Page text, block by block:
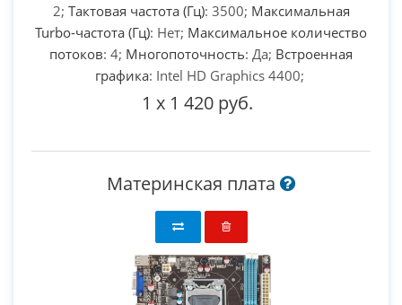
2; Тактовая частота (Гц): 3500; Максимальная
Turbo-частота (Гц): Нет; Максимальное количество
потоков: 4; Многопоточность: Да; Встроенная
графика: Intel HD Graphics 4400;
1 x 1 420 руб.
Материнская плата